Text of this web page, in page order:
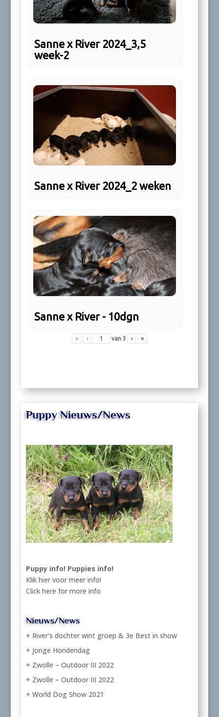
Sanne x River 2024_3,5
week-2
Sanne x River 2024_2 weken
Sanne x River - 10dgn
« ‹ van 3 › »
Puppy Nieuws/News
Puppy info! Puppies info!
Klik hier voor meer info!
Click here for more info
Nieuws/News
+ River’s dochter wint groep & 3e Best in show
+ Jonge Hondendag
+ Zwolle – Outdoor III 2022
+ Zwolle – Outdoor III 2022
+ World Dog Show 2021